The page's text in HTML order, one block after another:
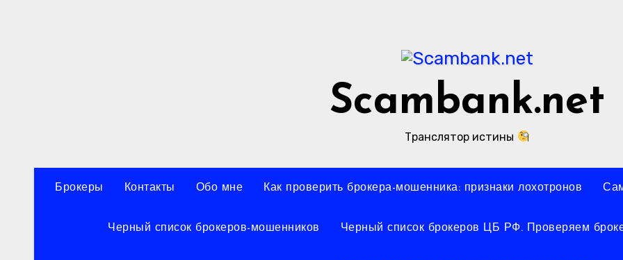
Scambank.net
Транслятор истины
Брокеры Контакты Обо мне Как проверить брокера-мошенника: признаки лохотронов
Черный список брокеров-мошенников Черный список брокеров ЦБ РФ. Проверяем